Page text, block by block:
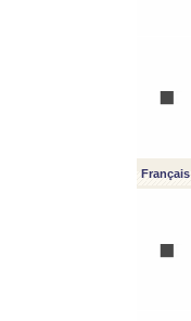
Français